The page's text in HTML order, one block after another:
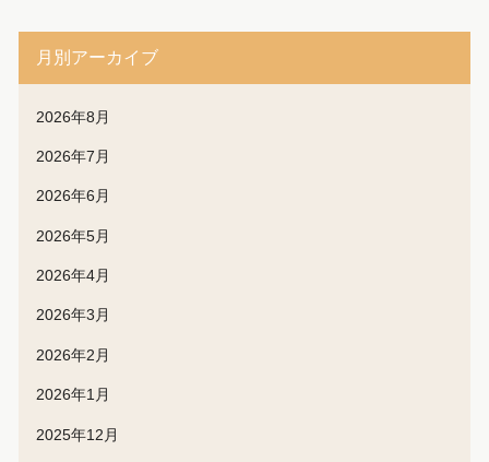
月別アーカイブ
2026年8月
2026年7月
2026年6月
2026年5月
2026年4月
2026年3月
2026年2月
2026年1月
2025年12月